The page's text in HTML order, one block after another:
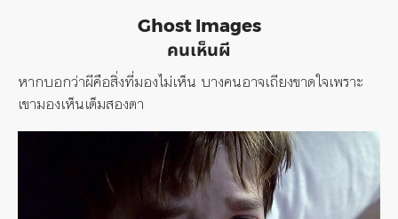
Ghost Images
คนเห็นผี
หากบอกว่าผีคือสิ่งที่มองไม่เห็น บางคนอาจเถียงขาดใจเพราะ
เขามองเห็นเต็มสองตา